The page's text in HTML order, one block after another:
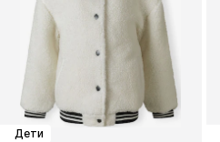
Дети